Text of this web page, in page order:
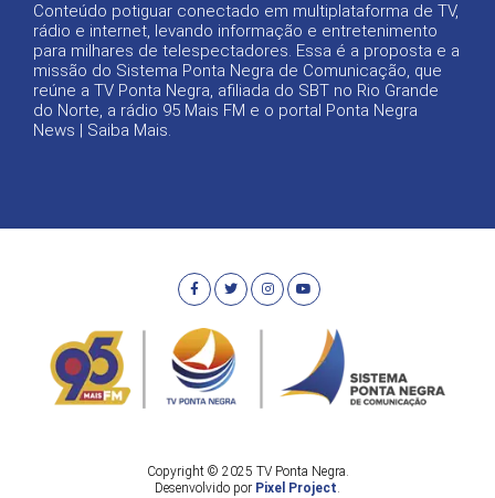
Conteúdo potiguar conectado em multiplataforma de TV,
rádio e internet, levando informação e entretenimento
para milhares de telespectadores. Essa é a proposta e a
missão do Sistema Ponta Negra de Comunicação, que
reúne a TV Ponta Negra, afiliada do SBT no Rio Grande
do Norte, a rádio 95 Mais FM e o portal Ponta Negra
News | Saiba Mais.
Copyright © 2025 TV Ponta Negra.
Desenvolvido por Pixel Project.